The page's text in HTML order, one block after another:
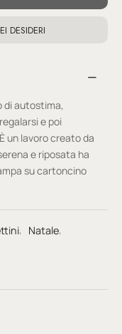
DESIDERI
di autostima,
e poi
un lavoro creato da
e riposata ha
su cartoncino
, Natale,